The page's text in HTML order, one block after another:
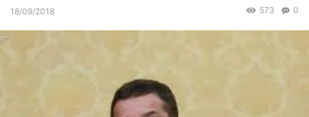
18/09/2018 0
573